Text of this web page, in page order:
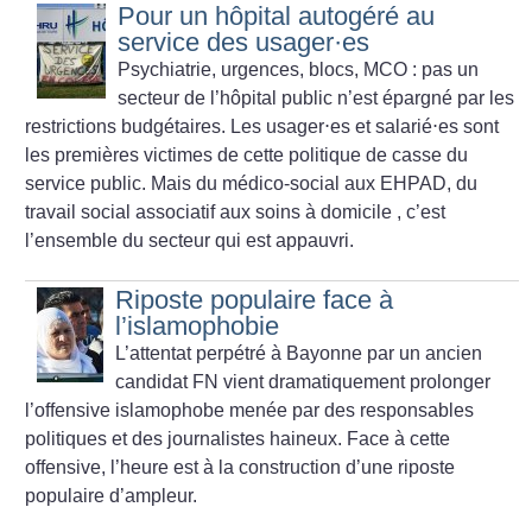
Pour un hôpital autogéré au
service des usager·es
Psychiatrie, urgences, blocs, MCO : pas un
secteur de l’hôpital public n’est épargné par les
restrictions budgétaires. Les usager⋅es et salarié⋅es sont
les premières victimes de cette politique de casse du
service public. Mais du médico-social aux EHPAD, du
travail social associatif aux soins à domicile , c’est
l’ensemble du secteur qui est appauvri.
Riposte populaire face à
l’islamophobie
L’attentat perpétré à Bayonne par un ancien
candidat FN vient dramatiquement prolonger
l’offensive islamophobe menée par des responsables
politiques et des journalistes haineux. Face à cette
offensive, l’heure est à la construction d’une riposte
populaire d’ampleur.